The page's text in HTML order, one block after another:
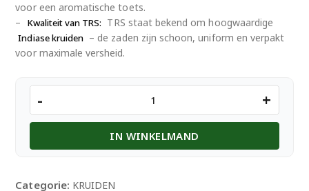
voor een aromatische toets.
–
Kwaliteit van TRS: TRS staat bekend om hoogwaardige
Indiase kruiden – de zaden zijn schoon, uniform en verpakt
voor maximale versheid.
Whole
Jeera
100
aantal
- +
IN WINKELMAND
Categorie: KRUIDEN